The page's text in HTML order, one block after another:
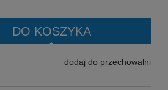
DO KOSZYKA
dodaj do przechowalni